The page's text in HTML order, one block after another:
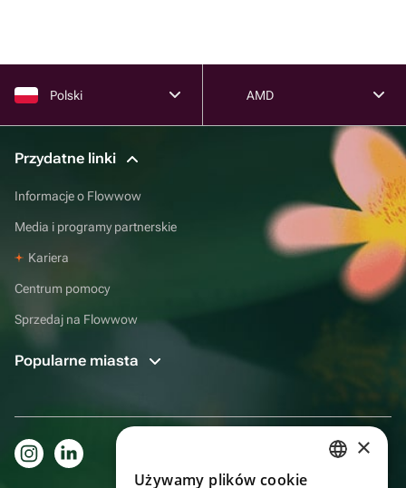
Polski AMD
Przydatne linki
Informacje o Flowwow
Media i programy partnerskie
Kariera
Centrum pomocy
Sprzedaj na Flowwow
Popularne miasta
×
Używamy plików cookie